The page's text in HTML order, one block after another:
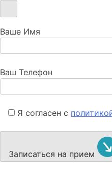
Ваше Имя
Ваш Телефон
Я согласен с
Записаться на прием